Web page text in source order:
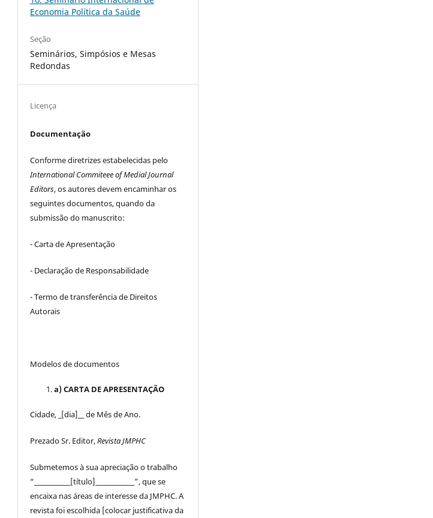
Economia Política da Saúde
Seção
Seminários, Simpósios e Mesas
Redondas
Licença
Documentação
Conforme diretrizes estabelecidas pelo
International Commiteee of Medial Journal
Editors, os autores devem encaminhar os
seguintes documentos, quando da
submissão do manuscrito:
- Carta de Apresentação
- Declaração de Responsabilidade
- Termo de transferência de Direitos
Autorais
Modelos de documentos
a) CARTA DE APRESENTAÇÃO
Cidade, _[dia]__ de Mês de Ano.
Prezado Sr. Editor,Revista JMPHC
Submetemos à sua apreciação o trabalho
“____________[título]_____________”, que se
encaixa nas áreas de interesse da JMPHC. A
revista foi escolhida [colocar justificativa da